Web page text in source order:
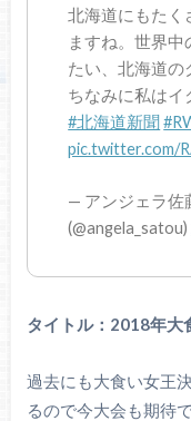
北海道にもたく
ますね。世界
たい、北海道の
ちなみに私はイ
#北海道新聞
pic.twitter.com/
— アンジェラ佐
(@angela_satou)
タイトル：2018年大
過去にも大食い女王
るので今大会も期待